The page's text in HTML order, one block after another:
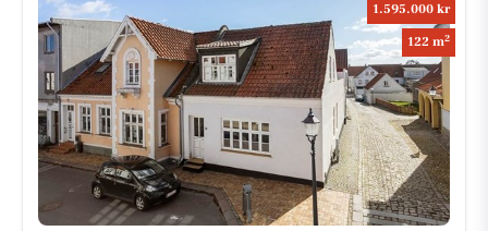
1.595.000 kr
122 m2